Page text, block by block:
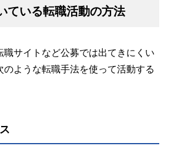
ている転職活動の方法
職サイトなど公募では出てきにくい
のような転職手法を使って活動する